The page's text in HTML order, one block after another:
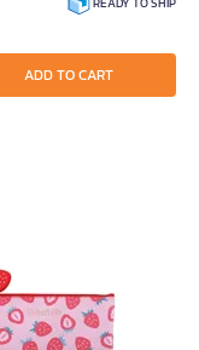
ADD TO CART